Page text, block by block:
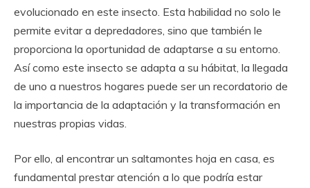
evolucionado en este insecto. Esta habilidad no solo le
permite evitar a depredadores, sino que también le
proporciona la oportunidad de adaptarse a su entorno.
Así como este insecto se adapta a su hábitat, la llegada
de uno a nuestros hogares puede ser un recordatorio de
la importancia de la adaptación y la transformación en
nuestras propias vidas.
Por ello, al encontrar un saltamontes hoja en casa, es
fundamental prestar atención a lo que podría estar